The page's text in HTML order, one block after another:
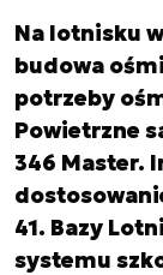
Na lotnisku
budowa
potrzeby
Powietrzne
346 Master.
41. Bazy
systemu